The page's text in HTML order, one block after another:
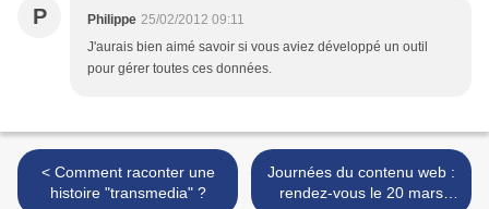
P Philippe 25/02/2012 09:11
J'aurais bien aimé savoir si vous aviez développé un outil
pour gérer toutes ces données.
< Comment raconter une
histoire "transmedia" ?
Journées du contenu web :
rendez-vous le 20 mars